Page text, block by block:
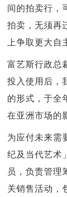
间的拍卖行，
拍卖，无须再
上争取更大自
富艺斯行政总
投入使用后，
的形式，于全
在亚洲市场的
为应付未来需
纪及当代艺术
员，负责管理
关销售活动，